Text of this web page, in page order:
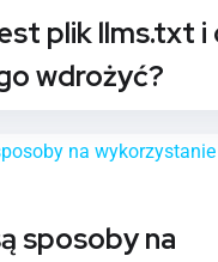
plik llms.txt i
wdrożyć?
sposoby na